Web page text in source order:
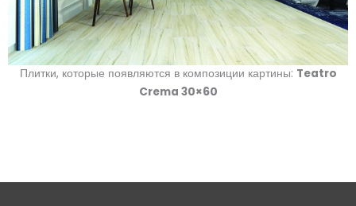
Плитки, которые появляются в композиции картины: Teatro
Crema 30×60